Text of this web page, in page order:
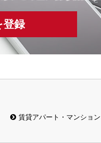
登録
賃貸アパート・マンショ